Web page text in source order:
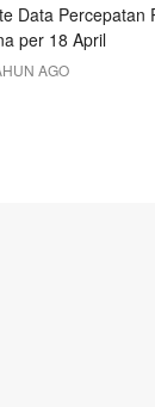
Data Percepatan
per 18 April
AGO